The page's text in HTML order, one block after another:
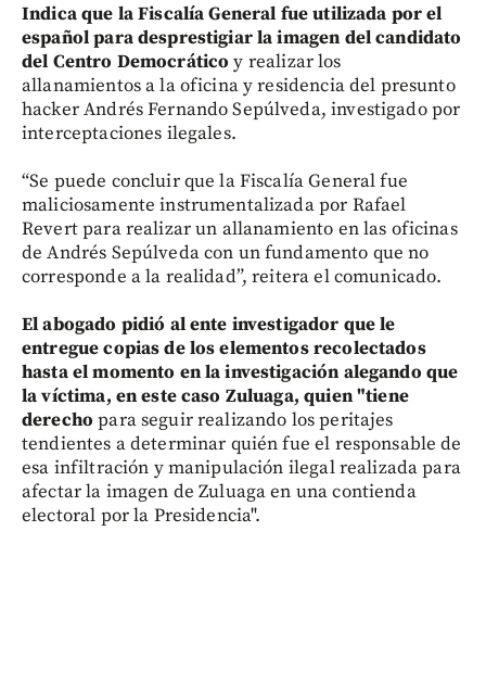
Indica que la Fiscalía General fue utilizada por el
español para desprestigiar la imagen del candidato
del Centro Democrático y realizar los
allanamientos a la oficina y residencia del presunto
hacker Andrés Fernando Sepúlveda, investigado por
interceptaciones ilegales.
“Se puede concluir que la Fiscalía General fue
maliciosamente instrumentalizada por Rafael
Revert para realizar un allanamiento en las oficinas
de Andrés Sepúlveda con un fundamento que no
corresponde a la realidad”, reitera el comunicado.
El abogado pidió al ente investigador que le
entregue copias de los elementos recolectados
hasta el momento en la investigación alegando que
la víctima, en este caso Zuluaga, quien "tiene
derecho para seguir realizando los peritajes
tendientes a determinar quién fue el responsable de
esa infiltración y manipulación ilegal realizada para
afectar la imagen de Zuluaga en una contienda
electoral por la Presidencia".